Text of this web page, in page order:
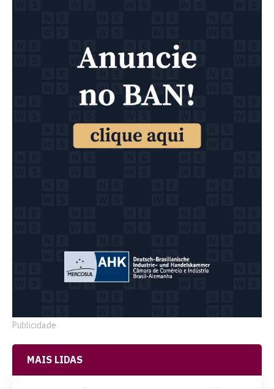
Publicidade
MAIS LIDAS